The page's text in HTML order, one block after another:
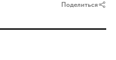
Поделиться